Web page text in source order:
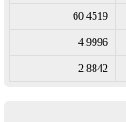
60.4519
4.9996
2.8842